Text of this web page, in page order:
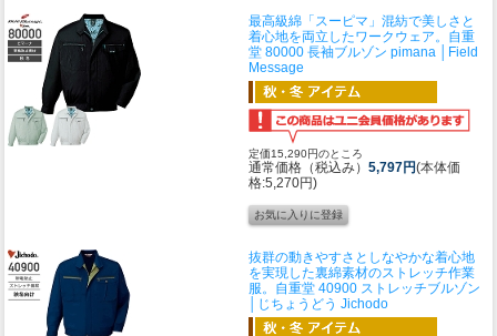
最高級綿「スーピマ」混紡で美しさと
着心地を両立したワークウェア。 自重
堂 80000 長袖ブルゾン pimana │Field
Message
定価15,290円のところ
通常価格（税込み） 5,797円(本体価
格:5,270円)
抜群の動きやすさとしなやかな着心地
を実現した裏綿素材のストレッチ作業
服。 自重堂 40900 ストレッチブルゾン
│じちょうどう Jichodo